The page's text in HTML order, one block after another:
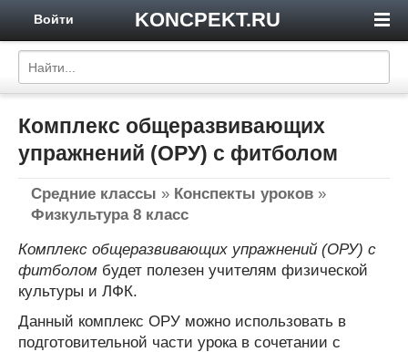
KONCPEKT.RU
Войти
Комплекс общеразвивающих
упражнений (ОРУ) с фитболом
Средние классы » Конспекты уроков »
Физкультура 8 класс
Комплекс общеразвивающих упражнений (ОРУ) с
фитболом будет полезен учителям физической
культуры и ЛФК.
Данный комплекс ОРУ можно использовать в
подготовительной части урока в сочетании с